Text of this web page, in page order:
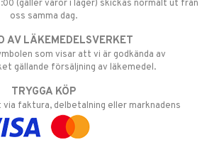
(gäller varor i lager) skickas normalt ut från
oss samma dag.
AV LÄKEMEDELSVERKET
som visar att vi är godkända av
gällande försäljning av läkemedel.
TRYGGA KÖP
faktura, delbetalning eller marknadens